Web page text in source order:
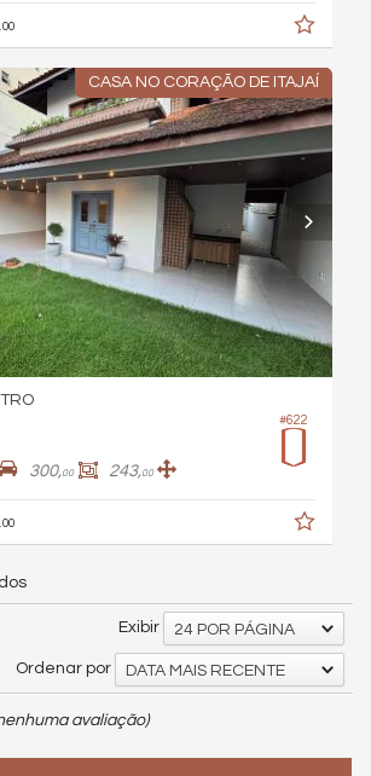
00
CASA NO CORAÇÃO DE ITAJAÍ
#622
300,00 243,00
00
Exibir 24 POR PÁGINA
Ordenar por DATA MAIS RECENTE
avaliação)